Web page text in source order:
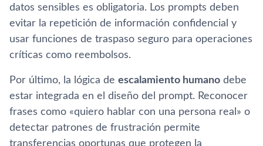
datos sensibles es obligatoria. Los prompts deben
evitar la repetición de información confidencial y
usar funciones de traspaso seguro para operaciones
críticas como reembolsos.
Por último, la lógica de escalamiento humano debe
estar integrada en el diseño del prompt. Reconocer
frases como «quiero hablar con una persona real» o
detectar patrones de frustración permite
transferencias oportunas que protegen la